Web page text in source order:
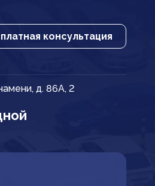
консультация
д. 86А, 2